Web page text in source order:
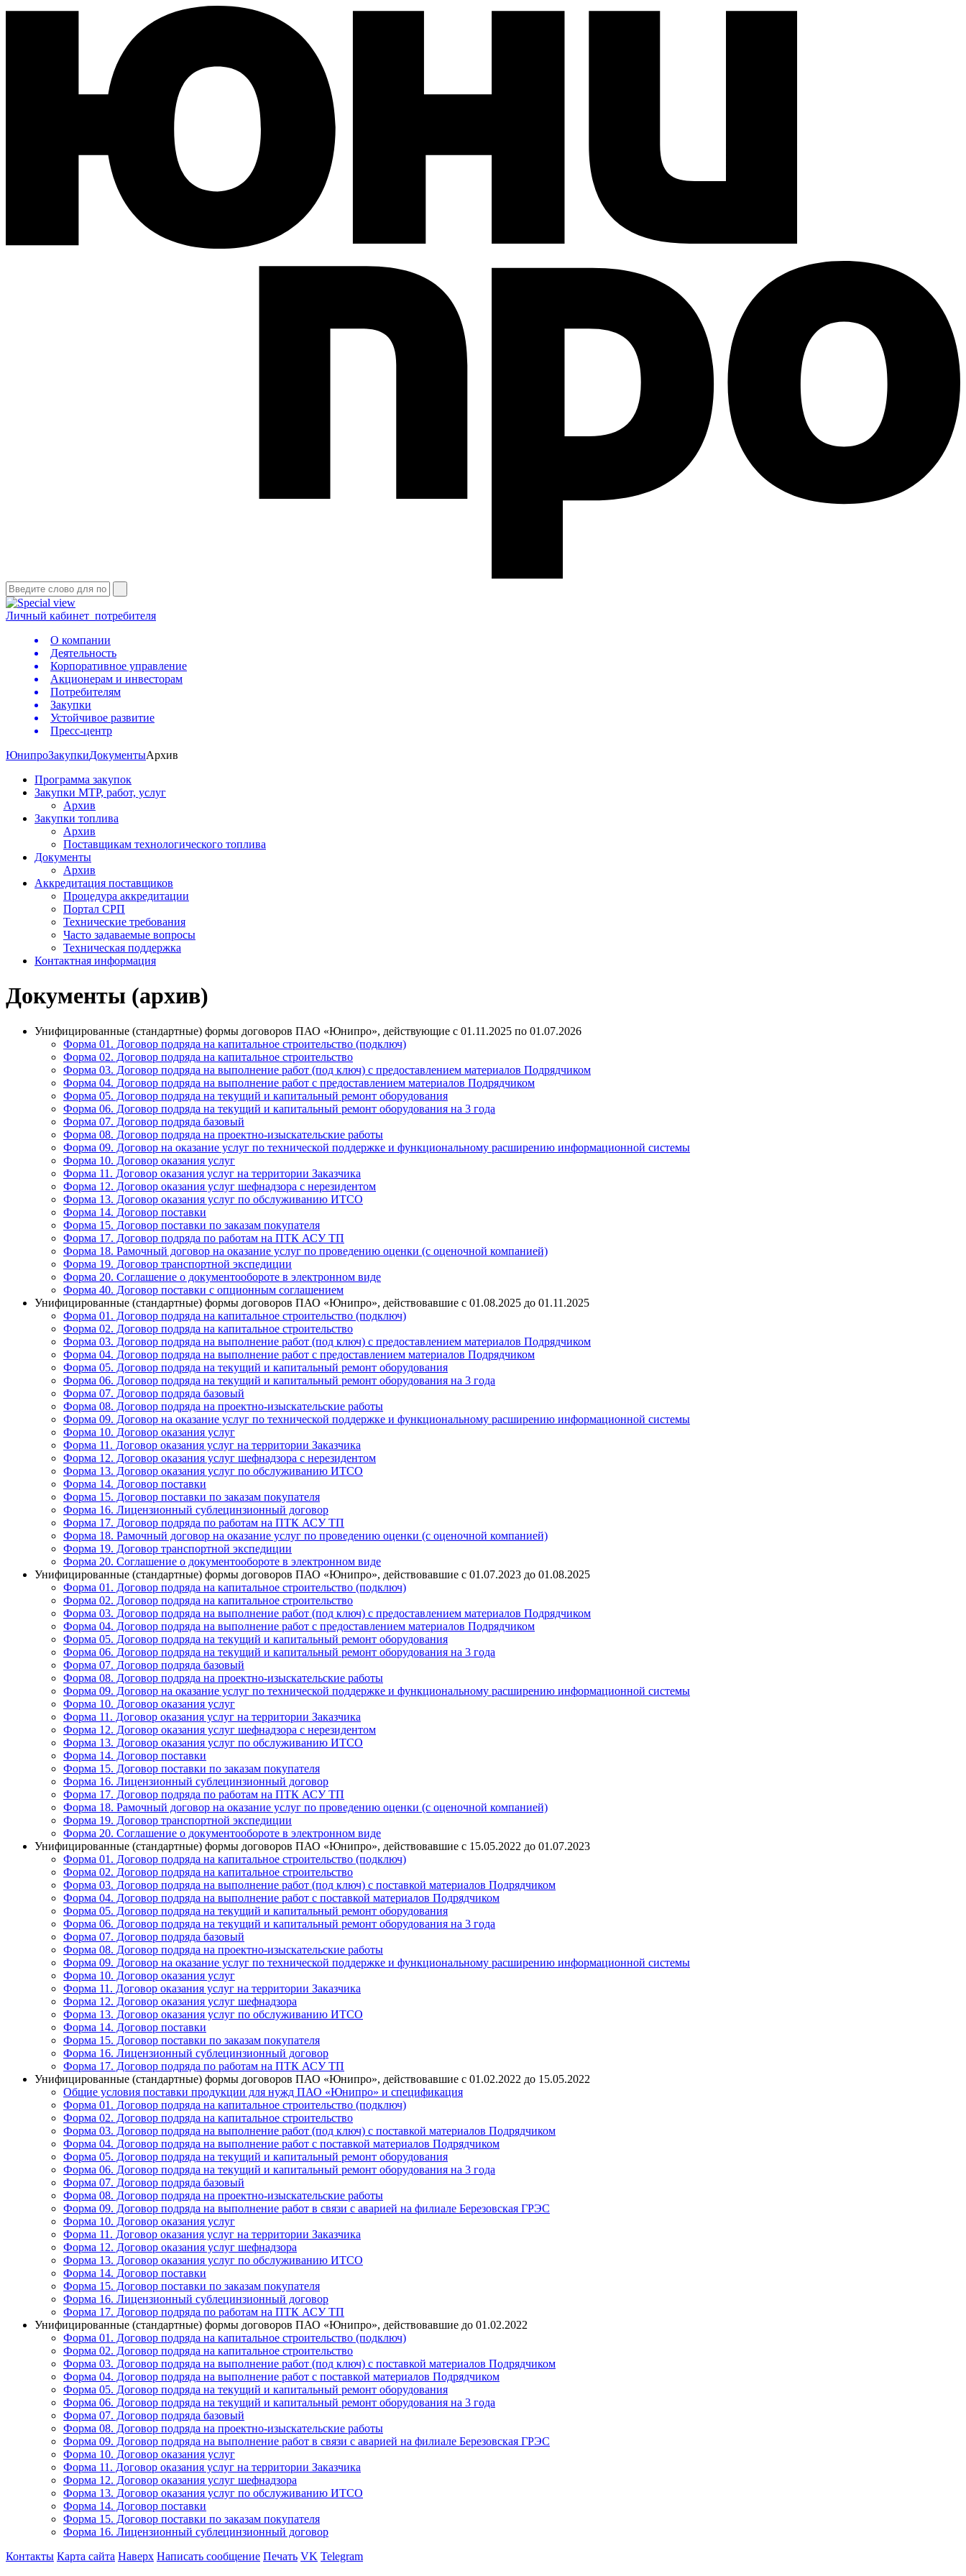
Личный кабинет потребителя
О компании
Деятельность
Корпоративное управление
Акционерам и инвесторам
Потребителям
Закупки
Устойчивое развитие
Пресс-центр
ЮнипроЗакупкиДокументыАрхив
Программа закупок
Закупки МТР, работ, услуг
Архив
Закупки топлива
Архив
Поставщикам технологического топлива
Документы
Архив
Аккредитация поставщиков
Процедура аккредитации
Портал СРП
Технические требования
Часто задаваемые вопросы
Техническая поддержка
Контактная информация
Документы (архив)
Унифицированные (стандартные) формы договоров ПАО «Юнипро», действующие с 01.11.2025 по 01.07.2026
Форма 01. Договор подряда на капитальное строительство (подключ)
Форма 02. Договор подряда на капитальное строительство
Форма 03. Договор подряда на выполнение работ (под ключ) с предоставлением материалов Подрядчиком
Форма 04. Договор подряда на выполнение работ с предоставлением материалов Подрядчиком
Форма 05. Договор подряда на текущий и капитальный ремонт оборудования
Форма 06. Договор подряда на текущий и капитальный ремонт оборудования на 3 года
Форма 07. Договор подряда базовый
Форма 08. Договор подряда на проектно-изыскательские работы
Форма 09. Договор на оказание услуг по технической поддержке и функциональному расширению информационной системы
Форма 10. Договор оказания услуг
Форма 11. Договор оказания услуг на территории Заказчика
Форма 12. Договор оказания услуг шефнадзора с нерезидентом
Форма 13. Договор оказания услуг по обслуживанию ИТСО
Форма 14. Договор поставки
Форма 15. Договор поставки по заказам покупателя
Форма 17. Договор подряда по работам на ПТК АСУ ТП
Форма 18. Рамочный договор на оказание услуг по проведению оценки (с оценочной компанией)
Форма 19. Договор транспортной экспедиции
Форма 20. Соглашение о документообороте в электронном виде
Форма 40. Договор поставки с опционным соглашением
Унифицированные (стандартные) формы договоров ПАО «Юнипро», действовавшие с 01.08.2025 до 01.11.2025
Форма 01. Договор подряда на капитальное строительство (подключ)
Форма 02. Договор подряда на капитальное строительство
Форма 03. Договор подряда на выполнение работ (под ключ) с предоставлением материалов Подрядчиком
Форма 04. Договор подряда на выполнение работ с предоставлением материалов Подрядчиком
Форма 05. Договор подряда на текущий и капитальный ремонт оборудования
Форма 06. Договор подряда на текущий и капитальный ремонт оборудования на 3 года
Форма 07. Договор подряда базовый
Форма 08. Договор подряда на проектно-изыскательские работы
Форма 09. Договор на оказание услуг по технической поддержке и функциональному расширению информационной системы
Форма 10. Договор оказания услуг
Форма 11. Договор оказания услуг на территории Заказчика
Форма 12. Договор оказания услуг шефнадзора с нерезидентом
Форма 13. Договор оказания услуг по обслуживанию ИТСО
Форма 14. Договор поставки
Форма 15. Договор поставки по заказам покупателя
Форма 16. Лицензионный сублецинзионный договор
Форма 17. Договор подряда по работам на ПТК АСУ ТП
Форма 18. Рамочный договор на оказание услуг по проведению оценки (с оценочной компанией)
Форма 19. Договор транспортной экспедиции
Форма 20. Соглашение о документообороте в электронном виде
Унифицированные (стандартные) формы договоров ПАО «Юнипро», действовавшие с 01.07.2023 до 01.08.2025
Форма 01. Договор подряда на капитальное строительство (подключ)
Форма 02. Договор подряда на капитальное строительство
Форма 03. Договор подряда на выполнение работ (под ключ) с предоставлением материалов Подрядчиком
Форма 04. Договор подряда на выполнение работ с предоставлением материалов Подрядчиком
Форма 05. Договор подряда на текущий и капитальный ремонт оборудования
Форма 06. Договор подряда на текущий и капитальный ремонт оборудования на 3 года
Форма 07. Договор подряда базовый
Форма 08. Договор подряда на проектно-изыскательские работы
Форма 09. Договор на оказание услуг по технической поддержке и функциональному расширению информационной системы
Форма 10. Договор оказания услуг
Форма 11. Договор оказания услуг на территории Заказчика
Форма 12. Договор оказания услуг шефнадзора с нерезидентом
Форма 13. Договор оказания услуг по обслуживанию ИТСО
Форма 14. Договор поставки
Форма 15. Договор поставки по заказам покупателя
Форма 16. Лицензионный сублецинзионный договор
Форма 17. Договор подряда по работам на ПТК АСУ ТП
Форма 18. Рамочный договор на оказание услуг по проведению оценки (с оценочной компанией)
Форма 19. Договор транспортной экспедиции
Форма 20. Соглашение о документообороте в электронном виде
Унифицированные (стандартные) формы договоров ПАО «Юнипро», действовавшие с 15.05.2022 до 01.07.2023
Форма 01. Договор подряда на капитальное строительство (подключ)
Форма 02. Договор подряда на капитальное строительство
Форма 03. Договор подряда на выполнение работ (под ключ) с поставкой материалов Подрядчиком
Форма 04. Договор подряда на выполнение работ с поставкой материалов Подрядчиком
Форма 05. Договор подряда на текущий и капитальный ремонт оборудования
Форма 06. Договор подряда на текущий и капитальный ремонт оборудования на 3 года
Форма 07. Договор подряда базовый
Форма 08. Договор подряда на проектно-изыскательские работы
Форма 09. Договор на оказание услуг по технической поддержке и функциональному расширению информационной системы
Форма 10. Договор оказания услуг
Форма 11. Договор оказания услуг на территории Заказчика
Форма 12. Договор оказания услуг шефнадзора
Форма 13. Договор оказания услуг по обслуживанию ИТСО
Форма 14. Договор поставки
Форма 15. Договор поставки по заказам покупателя
Форма 16. Лицензионный сублецинзионный договор
Форма 17. Договор подряда по работам на ПТК АСУ ТП
Унифицированные (стандартные) формы договоров ПАО «Юнипро», действовавшие с 01.02.2022 до 15.05.2022
Общие условия поставки продукции для нужд ПАО «Юнипро» и спецификация
Форма 01. Договор подряда на капитальное строительство (подключ)
Форма 02. Договор подряда на капитальное строительство
Форма 03. Договор подряда на выполнение работ (под ключ) с поставкой материалов Подрядчиком
Форма 04. Договор подряда на выполнение работ с поставкой материалов Подрядчиком
Форма 05. Договор подряда на текущий и капитальный ремонт оборудования
Форма 06. Договор подряда на текущий и капитальный ремонт оборудования на 3 года
Форма 07. Договор подряда базовый
Форма 08. Договор подряда на проектно-изыскательские работы
Форма 09. Договор подряда на выполнение работ в связи с аварией на филиале Березовская ГРЭС
Форма 10. Договор оказания услуг
Форма 11. Договор оказания услуг на территории Заказчика
Форма 12. Договор оказания услуг шефнадзора
Форма 13. Договор оказания услуг по обслуживанию ИТСО
Форма 14. Договор поставки
Форма 15. Договор поставки по заказам покупателя
Форма 16. Лицензионный сублецинзионный договор
Форма 17. Договор подряда по работам на ПТК АСУ ТП
Унифицированные (стандартные) формы договоров ПАО «Юнипро», действовавшие до 01.02.2022
Форма 01. Договор подряда на капитальное строительство (подключ)
Форма 02. Договор подряда на капитальное строительство
Форма 03. Договор подряда на выполнение работ (под ключ) с поставкой материалов Подрядчиком
Форма 04. Договор подряда на выполнение работ с поставкой материалов Подрядчиком
Форма 05. Договор подряда на текущий и капитальный ремонт оборудования
Форма 06. Договор подряда на текущий и капитальный ремонт оборудования на 3 года
Форма 07. Договор подряда базовый
Форма 08. Договор подряда на проектно-изыскательские работы
Форма 09. Договор подряда на выполнение работ в связи с аварией на филиале Березовская ГРЭС
Форма 10. Договор оказания услуг
Форма 11. Договор оказания услуг на территории Заказчика
Форма 12. Договор оказания услуг шефнадзора
Форма 13. Договор оказания услуг по обслуживанию ИТСО
Форма 14. Договор поставки
Форма 15. Договор поставки по заказам покупателя
Форма 16. Лицензионный сублецинзионный договор
Контакты Карта сайта Наверх Написать сообщение Печать VK Telegram